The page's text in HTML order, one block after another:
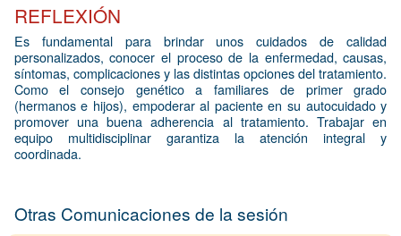
REFLEXIÓN
Es fundamental para brindar unos cuidados de calidad
personalizados, conocer el proceso de la enfermedad, causas,
síntomas, complicaciones y las distintas opciones del tratamiento.
Como el consejo genético a familiares de primer grado
(hermanos e hijos), empoderar al paciente en su autocuidado y
promover una buena adherencia al tratamiento. Trabajar en
equipo multidisciplinar garantiza la atención integral y
coordinada.
Otras Comunicaciones de la sesión